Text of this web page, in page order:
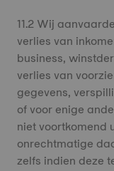
11.2 Wij
verlies van
business,
verlies van
gegevens,
of voor enige
niet voortkomend
onrechtmatige
zelfs indien deze